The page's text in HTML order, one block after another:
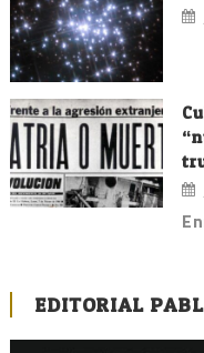
EDITORIAL